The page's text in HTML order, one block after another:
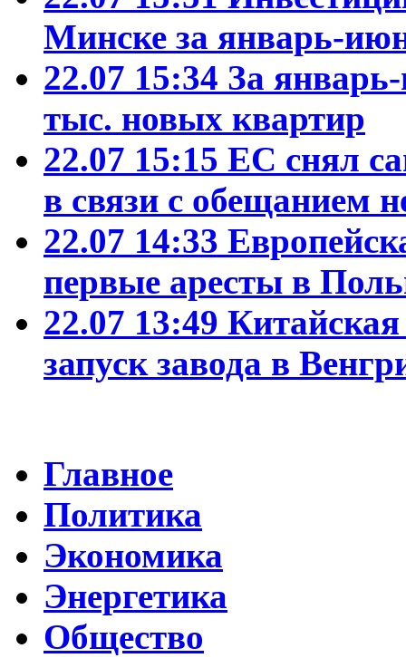
Минске за январь-
22.07 15:34 За
тыс. новых квартир
22.07 15:15 ЕС снял
в связи с обещанием
22.07 14:33
первые аресты в
22.07 13:49
запуск завода в
Главное
Политика
Экономика
Энергетика
Общество